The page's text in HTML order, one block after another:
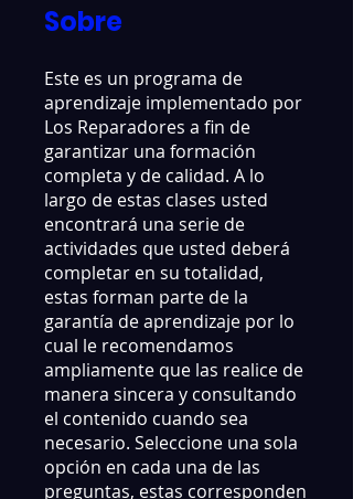
Sobre
Este es un programa de
aprendizaje implementado por
Los Reparadores a fin de
garantizar una formación
completa y de calidad. A lo
largo de estas clases usted
encontrará una serie de
actividades que usted deberá
completar en su totalidad,
estas forman parte de la
garantía de aprendizaje por lo
cual le recomendamos
ampliamente que las realice de
manera sincera y consultando
el contenido cuando sea
necesario. Seleccione una sola
opción en cada una de las
preguntas, estas corresponden